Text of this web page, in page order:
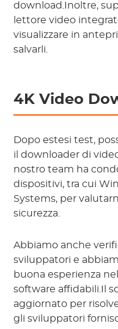
download.Inoltre,
lettore video
visualizzare in
salvarli.
4K Video
Dopo estesi test,
il downloader di
nostro team ha
dispositivi, tra cui
Systems, per
sicurezza.
Abbiamo anche
sviluppatori e
buona esperienza
software affidabili.Il
aggiornato per
gli sviluppatori